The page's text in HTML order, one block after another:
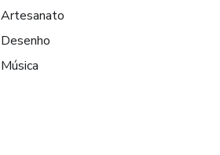
Artesanato
Desenho
Música